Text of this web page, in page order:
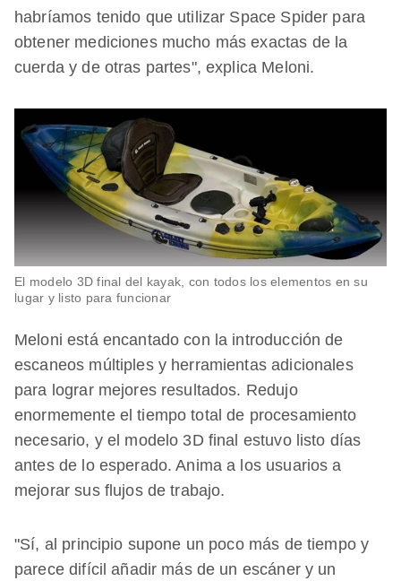
habríamos tenido que utilizar Space Spider para
obtener mediciones mucho más exactas de la
cuerda y de otras partes", explica Meloni.
El modelo 3D final del kayak, con todos los elementos en su
lugar y listo para funcionar
Meloni está encantado con la introducción de
escaneos múltiples y herramientas adicionales
para lograr mejores resultados. Redujo
enormemente el tiempo total de procesamiento
necesario, y el modelo 3D final estuvo listo días
antes de lo esperado. Anima a los usuarios a
mejorar sus flujos de trabajo.
"Sí, al principio supone un poco más de tiempo y
parece difícil añadir más de un escáner y un